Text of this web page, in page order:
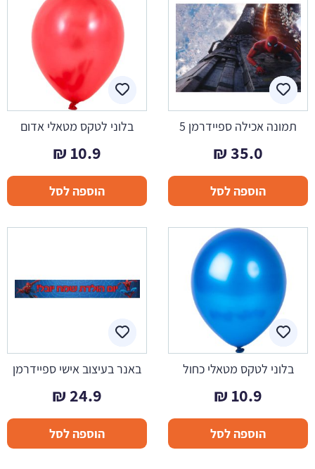
תמונה אכילה ספיידרמן 5
35.0
₪
הוספה לסל
בלוני לטקס מטאלי אדום
10.9
₪
הוספה לסל
בלוני לטקס מטאלי כחול
10.9
₪
הוספה לסל
באנר בעיצוב אישי ספיידרמן
24.9
₪
הוספה לסל